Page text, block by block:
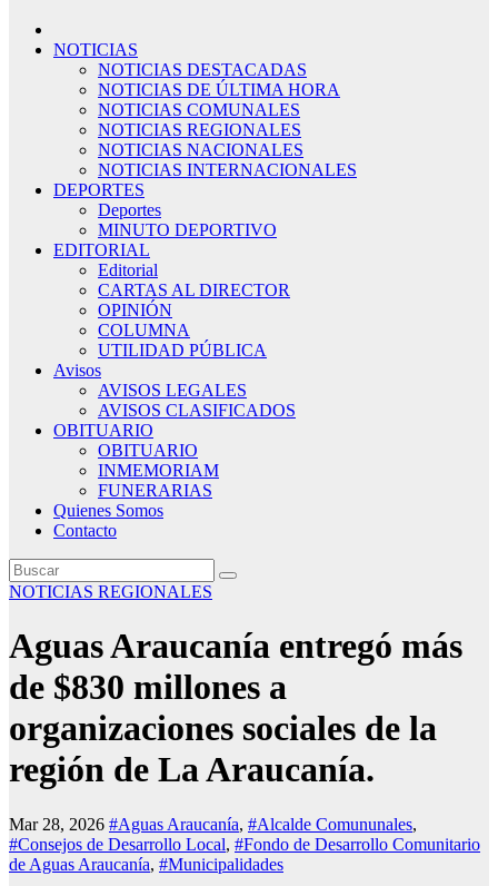
NOTICIAS
NOTICIAS DESTACADAS
NOTICIAS DE ÚLTIMA HORA
NOTICIAS COMUNALES
NOTICIAS REGIONALES
NOTICIAS NACIONALES
NOTICIAS INTERNACIONALES
DEPORTES
Deportes
MINUTO DEPORTIVO
EDITORIAL
Editorial
CARTAS AL DIRECTOR
OPINIÓN
COLUMNA
UTILIDAD PÚBLICA
Avisos
AVISOS LEGALES
AVISOS CLASIFICADOS
OBITUARIO
OBITUARIO
INMEMORIAM
FUNERARIAS
Quienes Somos
Contacto
NOTICIAS REGIONALES
Aguas Araucanía entregó más
de $830 millones a
organizaciones sociales de la
región de La Araucanía.
Mar 28, 2026 #Aguas Araucanía, #Alcalde Comununales,
#Consejos de Desarrollo Local, #Fondo de Desarrollo Comunitario
de Aguas Araucanía, #Municipalidades